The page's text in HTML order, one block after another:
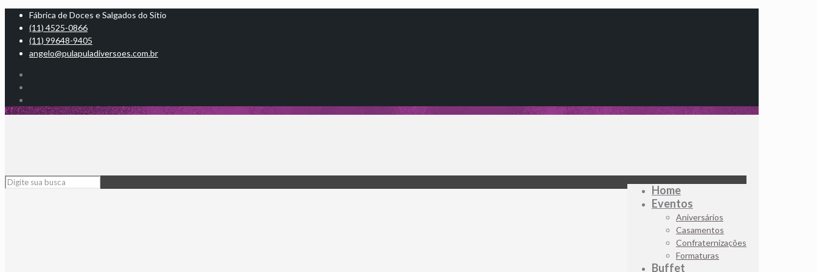
Fábrica de Doces e Salgados do Sítio
(11) 4525-0866
(11) 99648-9405
angelo@pulapuladiversoes.com.br
Home
Eventos
Aniversários
Casamentos
Confraternizações
Formaturas
Buffet